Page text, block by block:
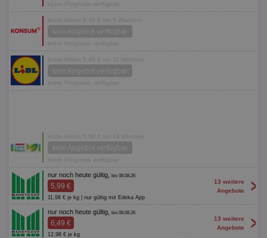
keine Prognose verfügbar
letzte Aktion 8,49 € vor 5 Wochen
kein Angebot verfügbar
keine Prognose verfügbar
letzte Aktion 5,49 € vor 11 Wochen
kein Angebot verfügbar
keine Prognose verfügbar
letzte Aktion 6,66 € vor 18 Wochen
kein Angebot verfügbar
keine Prognose verfügbar
nur noch heute gültig, bis 08.08.26
5,99 €
11,98 € je kg | nur gültig mit Edeka App
13 weitere
Angebote
>
nur noch heute gültig, bis 08.08.26
6,49 €
12,98 € je kg
13 weitere
Angebote
>